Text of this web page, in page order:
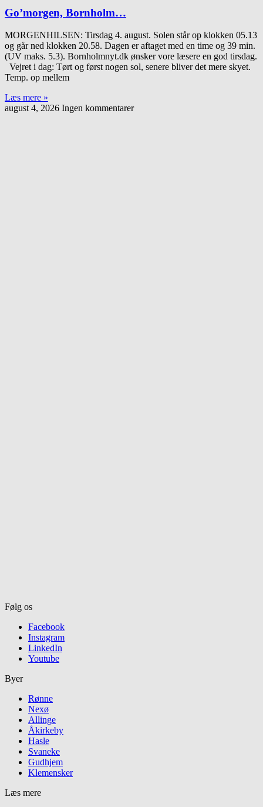
Go’morgen, Bornholm…
MORGENHILSEN: Tirsdag 4. august. Solen står op klokken 05.13
og går ned klokken 20.58. Dagen er aftaget med en time og 39 min.
(UV maks. 5.3). Bornholmnyt.dk ønsker vore læsere en god tirsdag.
Vejret i dag: Tørt og først nogen sol, senere bliver det mere skyet.
Temp. op mellem
Læs mere »
august 4, 2026 Ingen kommentarer
Følg os
Facebook
Instagram
LinkedIn
Youtube
Byer
Rønne
Nexø
Allinge
Åkirkeby
Hasle
Svaneke
Gudhjem
Klemensker
Læs mere